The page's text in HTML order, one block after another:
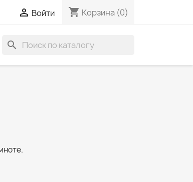
 Войти shopping_cart Корзина (0)
search